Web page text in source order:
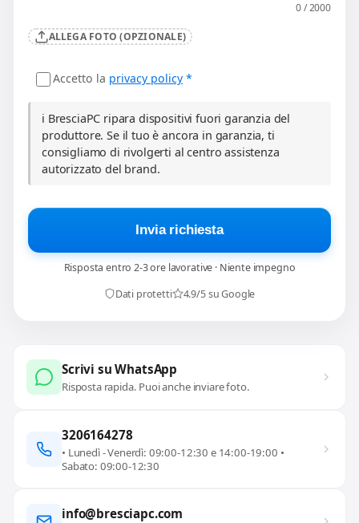
0 / 2000
ALLEGA FOTO (OPZIONALE)
Accetto la privacy policy *
ℹ️ BresciaPC ripara dispositivi fuori garanzia del
produttore. Se il tuo è ancora in garanzia, ti
consigliamo di rivolgerti al centro assistenza
autorizzato del brand.
Invia richiesta
Risposta entro 2-3 ore lavorative · Niente impegno
Dati protetti
4.9/5 su Google
Scrivi su WhatsApp
Risposta rapida. Puoi anche inviare foto.
3206164278
• Lunedì - Venerdì: 09:00-12:30 e 14:00-19:00 •
Sabato: 09:00-12:30
info@bresciapc.com